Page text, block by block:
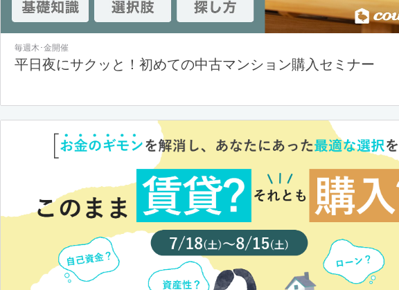
毎週木･金開催
平日夜にサクッと！初めての中古マンション購入セミナー